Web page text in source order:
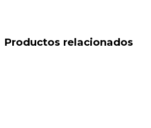
Productos relacionados